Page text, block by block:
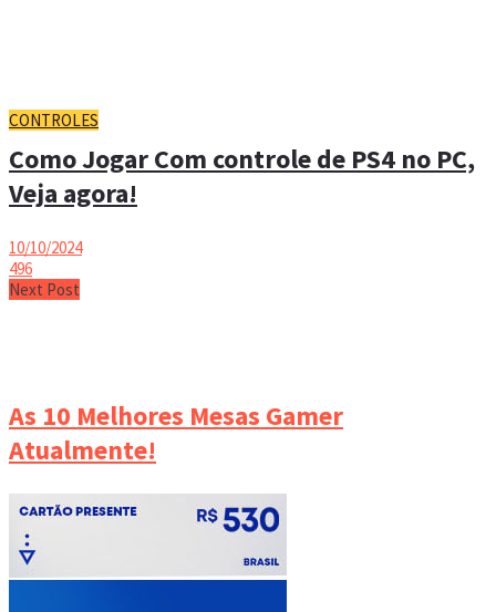
CONTROLES
Como Jogar Com controle de PS4 no PC,
Veja agora!
10/10/2024
496
Next Post
As 10 Melhores Mesas Gamer
Atualmente!